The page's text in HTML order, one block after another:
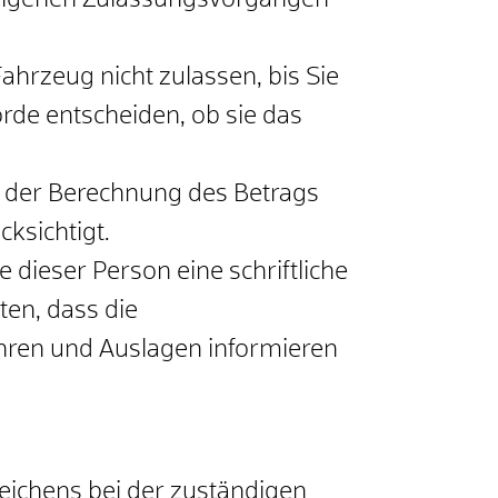
nicht zulassen, bis Sie
entscheiden, ob sie das
der Berechnung des Betrags
dieser Person eine schriftliche
dass die
und Auslagen informieren
bei der zuständigen